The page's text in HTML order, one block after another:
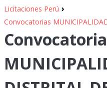
Licitaciones Perú ›
Convocatorias
Convocatoria